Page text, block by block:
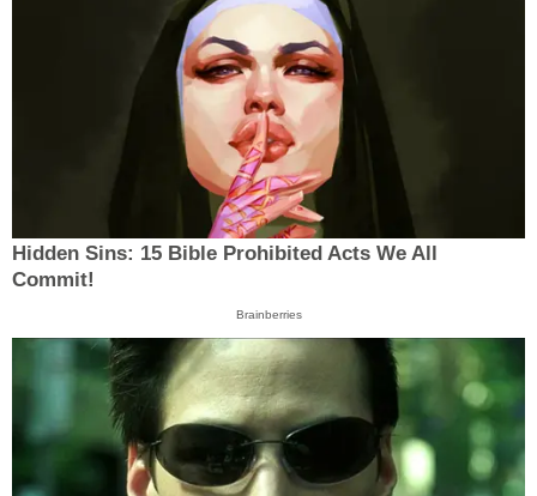
Hidden Sins: 15 Bible Prohibited Acts We All
Commit!
Brainberries